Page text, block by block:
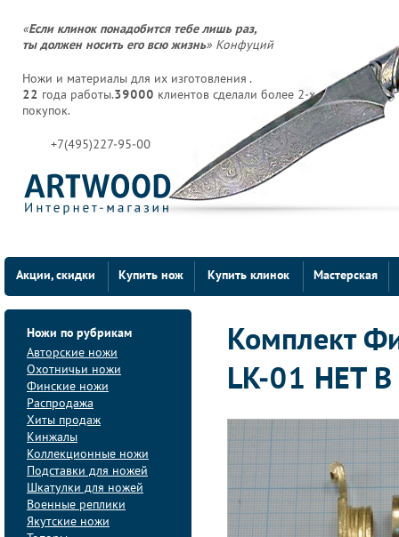
«Если клинок понадобится тебе лишь раз,
ты должен носить его всю жизнь» Конфуций
Ножи и материалы для их изготовления .
22 года работы.39000 клиентов сделали более 2-х
покупок.
+7(495)227-95-00
Акции, скидки Купить нож Купить клинок Мастерская
Ножи по рубрикам
Авторские ножи
Охотничьи ножи
Финские ножи
Распродажа
Хиты продаж
Кинжалы
Коллекционные ножи
Подставки для ножей
Шкатулки для ножей
Военные реплики
Якутские ножи
Комплект
LK-01 НЕТ